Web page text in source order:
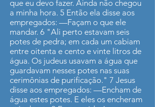
que eu devo fazer. Ainda não chegou
a minha hora. 5 Então ela disse aos
empregados: —Façam o que ele
mandar. 6 "Ali perto estavam seis
potes de pedra; em cada um cabiam
entre oitenta e cento e vinte litros de
água. Os judeus usavam a água que
guardavam nesses potes nas suas
cerimônias de purificação." 7 Jesus
disse aos empregados: —Encham de
água estes potes. E eles os encheram